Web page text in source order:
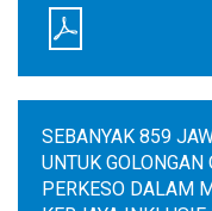
SEBANYAK 859
UNTUK
PERKESO DALAM